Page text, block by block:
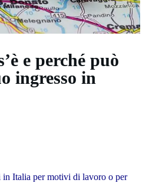
e perché può
ingresso in
in Italia per motivi di lavoro o per